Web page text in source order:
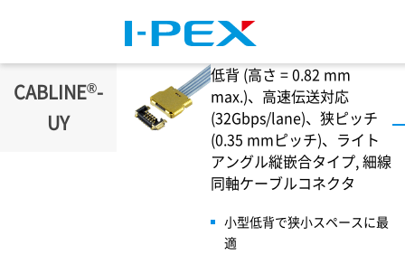
CABLINE®-
UY
低背 (高さ = 0.82 mm
max.)、高速伝送対応
(32Gbps/lane)、狭ピッチ
(0.35 mmピッチ)、ライト
アングル縦嵌合タイプ, 細線
同軸ケーブルコネクタ
小型低背で狭小スペースに最
適